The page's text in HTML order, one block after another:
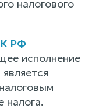
налогового
РФ
исполнение
налога.